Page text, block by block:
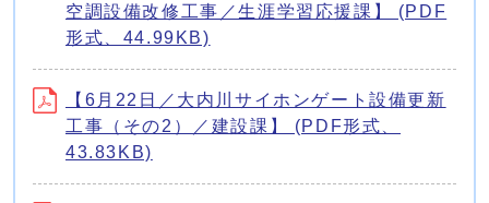
空調設備改修工事／生涯学習応援課】 (PDF
形式、44.99KB)
【6月22日／大内川サイホンゲート設備更新
工事（その2）／建設課】 (PDF形式、
43.83KB)